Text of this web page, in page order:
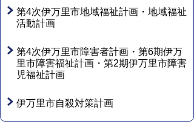
第4次伊万里市地域福祉計画・地域福祉
活動計画
第4次伊万里市障害者計画・第6期伊万
里市障害福祉計画・第2期伊万里市障害
児福祉計画
伊万里市自殺対策計画